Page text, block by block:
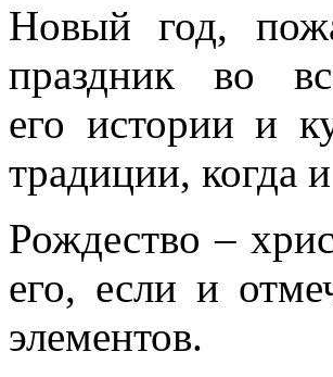
Новый год,
праздник во
его истории и
традиции, когда
Рождество –
его, если и
элементов.